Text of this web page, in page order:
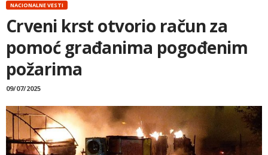
NACIONALNE VESTI
Crveni krst otvorio račun za
pomoć građanima pogođenim
požarima
09/07/2025